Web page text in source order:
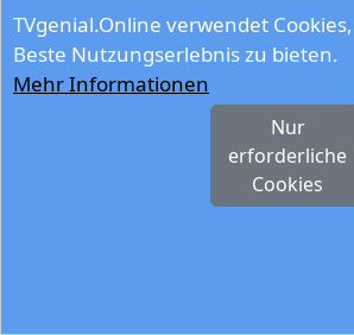
TVgenial.Online verwendet
Beste Nutzungserlebnis zu bieten.
Mehr Informationen
Nur
erforderliche
Cookies